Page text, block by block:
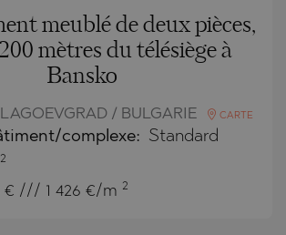
meublé de deux pièces,
mètres du télésiège à
Bansko
/ BULGARIE CARTE
complexe: Standard
2
€ /// 1 426 €/m 2